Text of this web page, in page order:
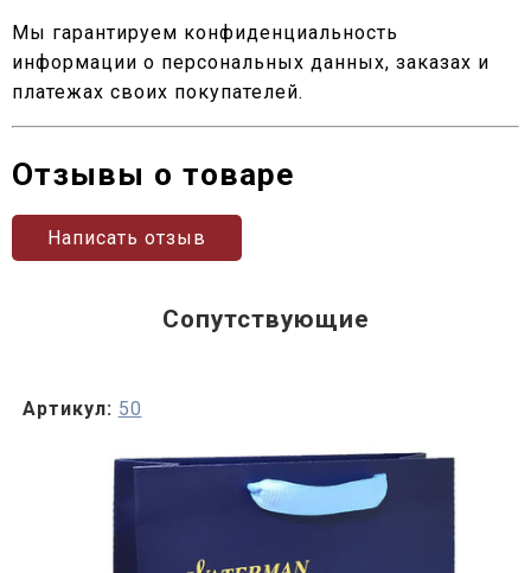
Мы гарантируем конфиденциальность
информации о персональных данных, заказах и
платежах своих покупателей.
Отзывы о товаре
Написать отзыв
Сопутствующие
Артикул: 50